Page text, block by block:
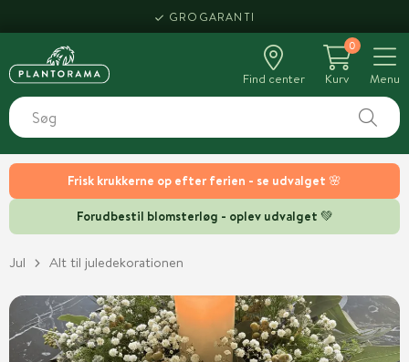
Frisk krukkerne op efter ferien - se udvalget 🌸
Forudbestil blomsterløg - oplev udvalget 💚
HENT SAMME DAG
Find center
0
Kurv
Menu
Jul Alt til juledekorationen